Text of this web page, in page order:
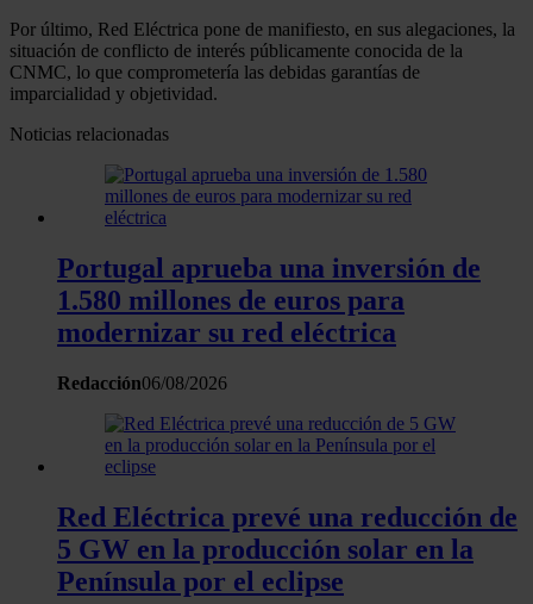
Por último, Red Eléctrica pone de manifiesto, en sus alegaciones, la
situación de conflicto de interés públicamente conocida de la
CNMC, lo que comprometería las debidas garantías de
imparcialidad y objetividad.
Noticias relacionadas
Portugal aprueba una inversión de
1.580 millones de euros para
modernizar su red eléctrica
Redacción06/08/2026
Red Eléctrica prevé una reducción de
5 GW en la producción solar en la
Península por el eclipse